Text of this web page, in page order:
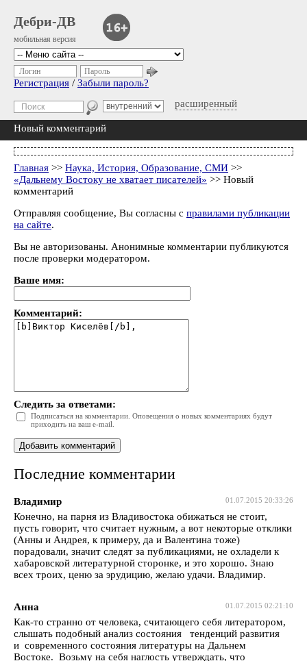
Дебри-ДВ
мобильная версия
расширенный
Логин Пароль
Регистрация / Забыли пароль?
Новый комментарий
Главная >> Наука, История, Образование, СМИ >>
«Дальнему Востоку не хватает писателей» >> Новый
комментарий
Отправляя сообщение, Вы согласны с правилами публикации
на сайте.
Вы не авторизованы. Анонимные комментарии публикуются
после проверки модератором.
Ваше имя:
Комментарий:
Следить за ответами:
Подписаться на комментарии. Оповещения о новых комментариях будут
приходить на ваш e-mail.
Последние комментарии
01.07.2015 20:33:26
Владимир
Конечно, на парня из Владивостока обижаться не стоит,
пусть говорит, что считает нужным, а вот некоторые отклики
(Анны и Андрея, к примеру, да и Валентина тоже)
порадовали, значит следят за публикациями, не охладели к
хабаровской литературной сторонке, и это хорошо. Знаю
всех троих, ценю за эрудицию, желаю удачи. Владимир.
01.07.2015 02:21:10
Анна
Как-то странно от человека, считающего себя литератором,
слышать подобный анализ состояния тенденций развития
и современного состояния литературы на Дальнем
Востоке. Возьму на себя наглость утверждать, что